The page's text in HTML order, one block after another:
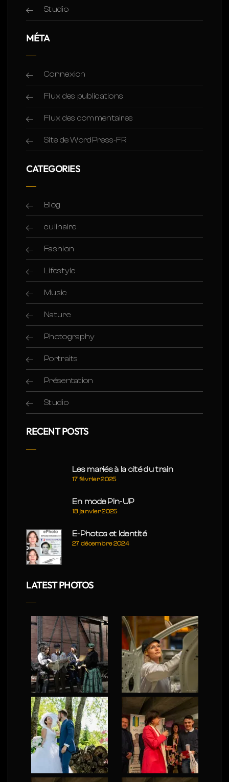
Studio
MÉTA
Connexion
Flux des publications
Flux des commentaires
Site de WordPress-FR
CATEGORIES
Blog
culinaire
Fashion
Lifestyle
Music
Nature
Photography
Portraits
Présentation
Studio
RECENT POSTS
Les mariés à la cité du train
17 février 2025
En mode Pin-UP
13 janvier 2025
E-Photos et Identité
27 décembre 2024
LATEST PHOTOS